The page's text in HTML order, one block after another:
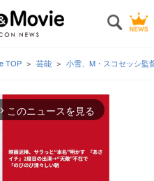
TOP 芸能 小雪、M・スコセッシ監
arrow_forward_ios このニュースを見る